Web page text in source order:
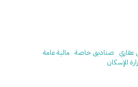
عقاري صناديق خاصة مالية عامة
الإسكان